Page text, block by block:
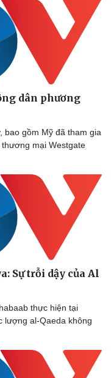
dân phương
bao gồm Mỹ đã tham gia
mại Westgate
Sự trỗi dậy của Al
thực hiện tại
lượng al-Qaeda không